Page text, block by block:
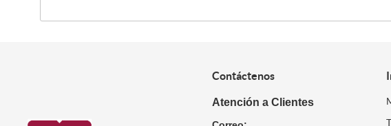
Contáctenos
Atención a Clientes